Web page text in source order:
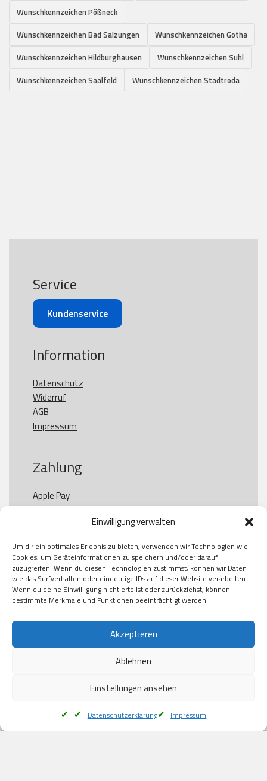
Einwilligung verwalten
Um dir ein optimales Erlebnis zu bieten, verwenden wir Technologien wie
Cookies, um Geräteinformationen zu speichern und/oder darauf
zuzugreifen. Wenn du diesen Technologien zustimmst, können wir Daten
wie das Surfverhalten oder eindeutige IDs auf dieser Website verarbeiten.
Wenn du deine Einwilligung nicht erteilst oder zurückziehst, können
bestimmte Merkmale und Funktionen beeinträchtigt werden.
Akzeptieren
Ablehnen
Einstellungen ansehen
Datenschutzerklärung Impressum
Wunschkennzeichen Pößneck
Wunschkennzeichen Bad Salzungen
Wunschkennzeichen Gotha
Wunschkennzeichen Hildburghausen
Wunschkennzeichen Suhl
Wunschkennzeichen Saalfeld
Wunschkennzeichen Stadtroda
Service
Kundenservice
Information
Datenschutz
Widerruf
AGB
Impressum
Zahlung
Apple Pay
Paypal
Kauf auf Rechung
Klarna
American Express